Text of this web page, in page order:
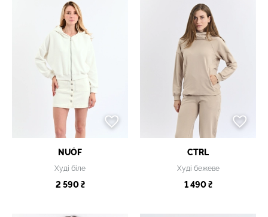
NUÓF
Худі біле
2 590 ₴
CTRL
Худі бежеве
1 490 ₴